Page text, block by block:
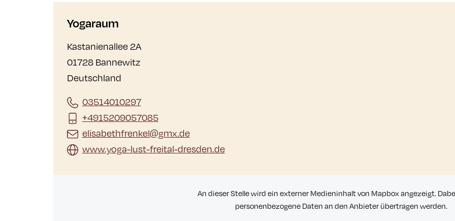
Yogaraum
Kastanienallee 2A
01728 Bannewitz
Deutschland
03514010297
+4915209057085
elisabethfrenkel@gmx.de
www.yoga-lust-freital-dresden.de
An dieser Stelle wird ein externer Medieninhalt von Mapbox angezeigt.
personenbezogene Daten an den Anbieter übertragen werden.